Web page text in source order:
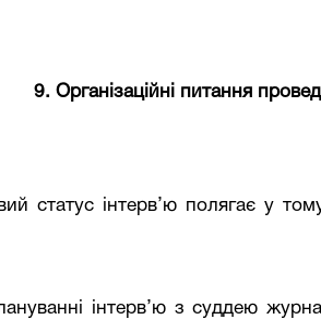
9. Організаційні питання
статус інтерв’ю полягає у
інтерв’ю з суддею